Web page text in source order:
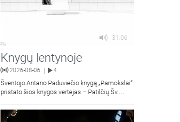
31:06
Knygų lentynoje
2026-08-06 | 4
Šventojo Antano Paduviečio knygą „Pamokslai“
pristato šios knygos vertėjas – Patilčių Šv.
moralinės teologijos dr. Algirdas Petras